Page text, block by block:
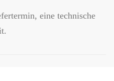
eine technische